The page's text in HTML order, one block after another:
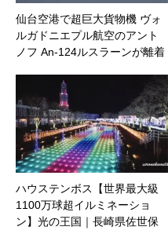
仙台空港で超巨大貨物機 ヴォ
ルガドニエプル航空のアント
ノフ An-124ルスラーンが離着
ハウステンボス【世界最大級
1100万球超イルミネーショ
ン】光の王国｜長崎県佐世保